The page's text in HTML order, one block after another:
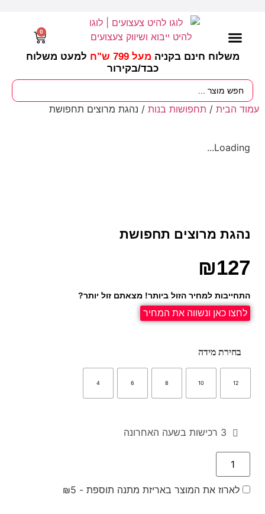
משלוח חינם בקניה מעל 799 ש"ח
למעט משלוח
כבד/בקירור
0
עמוד הבית / תחפושות בנות / נהגת מרוצים תחפושת
Loading...
נהגת מרוצים תחפושת
₪127
התחייבות למחיר הזול ביותר! מצאתם זול יותר?
לחצו כאן ונשווה את המחיר
בחירת מידה
12
10
8
6
4
לארוז את המוצר באריזת מתנה תוספת - ₪5